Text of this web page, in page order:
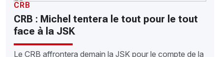
CRB
CRB : Michel tentera le tout pour le tout
face à la JSK
Le CRB affrontera demain la JSK pour le compte de la